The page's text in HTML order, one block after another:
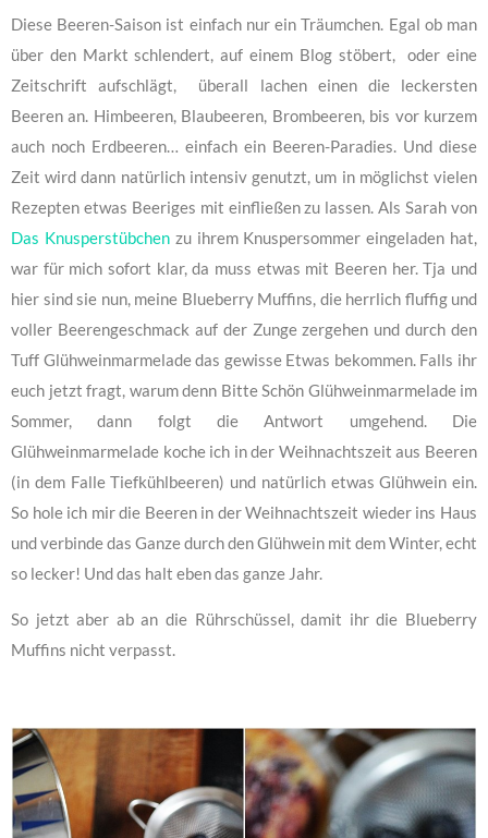
Diese Beeren-Saison ist einfach nur ein Träumchen. Egal ob man
über den Markt schlendert, auf einem Blog stöbert, oder eine
Zeitschrift aufschlägt, überall lachen einen die leckersten
Beeren an. Himbeeren, Blaubeeren, Brombeeren, bis vor kurzem
auch noch Erdbeeren… einfach ein Beeren-Paradies. Und diese
Zeit wird dann natürlich intensiv genutzt, um in möglichst vielen
Rezepten etwas Beeriges mit einfließen zu lassen. Als Sarah von
Das Knusperstübchenzu ihrem Knuspersommer eingeladen hat,
war für mich sofort klar, da muss etwas mit Beeren her. Tja und
hier sind sie nun, meine Blueberry Muffins, die herrlich fluffig und
voller Beerengeschmack auf der Zunge zergehen und durch den
Tuff Glühweinmarmelade das gewisse Etwas bekommen.Falls ihr
euch jetzt fragt, warum denn Bitte Schön Glühweinmarmelade im
Sommer, dann folgt die Antwort umgehend. Die
Glühweinmarmelade koche ich in der Weihnachtszeit aus Beeren
(in dem Falle Tiefkühlbeeren) und natürlich etwas Glühwein ein.
So hole ich mir die Beeren in der Weihnachtszeit wieder ins Haus
und verbinde das Ganze durch den Glühwein mit dem Winter, echt
so lecker! Und das halt eben das ganze Jahr.
So jetzt aber ab an die Rührschüssel, damit ihr die Blueberry
Muffins nicht verpasst.